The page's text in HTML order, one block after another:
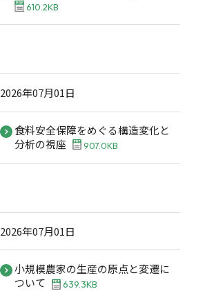
610.2KB
2026年07月01日
食料安全保障をめぐる構造変化と
分析の視座
907.0KB
2026年07月01日
小規模農家の生産の原点と変遷に
ついて
639.3KB